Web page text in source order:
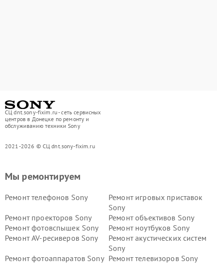
СЦ dnt.sony-fixim.ru - сеть сервисных
центров в Донецке по ремонту и
обслуживанию техники Sony
2021-2026 © СЦ dnt.sony-fixim.ru
Мы ремонтируем
Ремонт телефонов Sony
Ремонт игровых приставок
Sony
Ремонт проекторов Sony
Ремонт объективов Sony
Ремонт фотовспышек Sony
Ремонт ноутбуков Sony
Ремонт AV-ресиверов Sony
Ремонт акустических систем
Sony
Ремонт фотоаппаратов Sony Ремонт телевизоров Sony